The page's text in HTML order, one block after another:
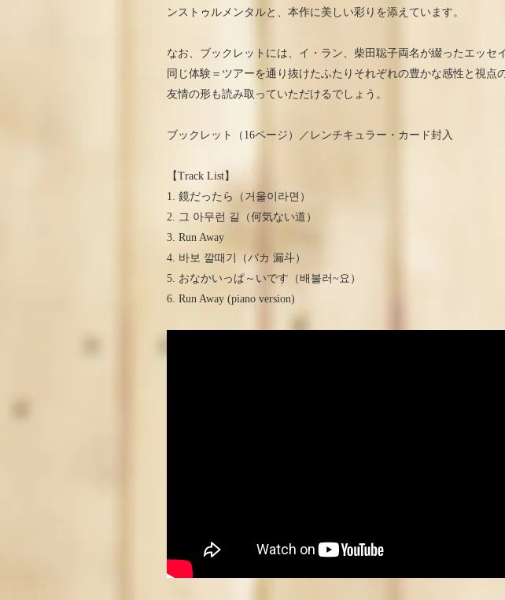
ンストゥルメンタルと、本作に美しい彩りを添えています。
なお、ブックレットには、イ・ラン、柴田聡子両名が綴ったエッセ
同じ体験＝ツアーを通り抜けたふたりそれぞれの豊かな感性と視点
友情の形も読み取っていただけるでしょう。
ブックレット（16ページ）／レンチキュラー・カード封入
【Track List】
1. 鏡だったら（거울이라면）
2. 그 아무런 길（何気ない道）
3. Run Away
4. 바보 깔때기（バカ 漏斗）
5. おなかいっぱ～いです（배불러~요）
6. Run Away (piano version)